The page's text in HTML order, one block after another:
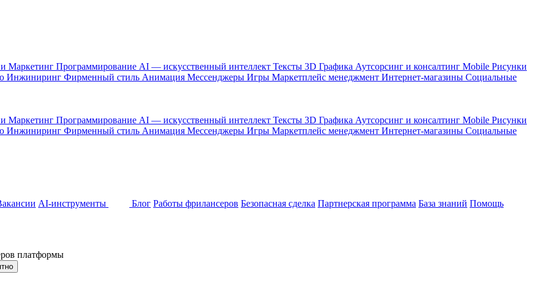
Маркетинг Программирование AI — искусственный интеллект Тексты 3D Графика Аутсорсинг и консалтинг Mobile Рисунки
Инжиниринг Фирменный стиль Анимация Мессенджеры Игры Маркетплейс менеджмент Интернет-магазины Социальные
Маркетинг Программирование AI — искусственный интеллект Тексты 3D Графика Аутсорсинг и консалтинг Mobile Рисунки
Инжиниринг Фирменный стиль Анимация Мессенджеры Игры Маркетплейс менеджмент Интернет-магазины Социальные
AI-инструменты Блог Работы фрилансеров Безопасная сделка Партнерская программа База знаний Помощь
платформы